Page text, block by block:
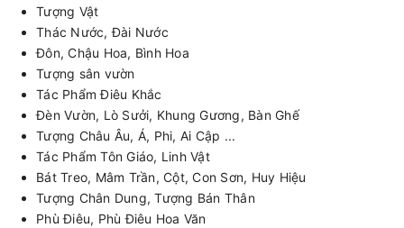
Tượng Vật
Thác Nước, Đài Nước
Đôn, Chậu Hoa, Bình Hoa
Tượng sân vườn
Tác Phẩm Điêu Khắc
Đèn Vườn, Lò Sưởi, Khung Gương, Bàn Ghế
Tượng Châu Âu, Á, Phi, Ai Cập ...
Tác Phẩm Tôn Giáo, Linh Vật
Bát Treo, Mâm Trần, Cột, Con Sơn, Huy Hiệu
Tượng Chân Dung, Tượng Bán Thân
Phù Điêu, Phù Điêu Hoa Văn